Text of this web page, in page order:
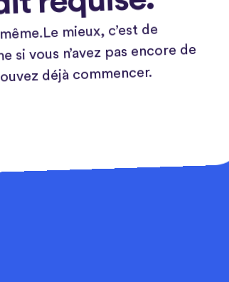
mieux, c’est de
si vous n’avez pas encore de
déjà commencer.